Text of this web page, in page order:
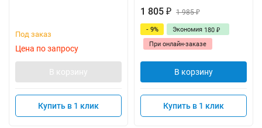
Под заказ
Цена по запросу
В корзину
Купить в 1 клик
1 805 ₽ 1 985₽
- 9% Экономия 180 ₽
При онлайн-заказе
В корзину
Купить в 1 клик